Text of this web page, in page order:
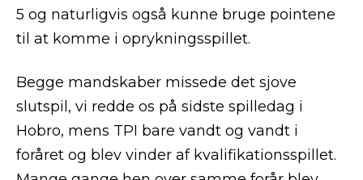
5 og naturligvis også kunne bruge pointene
til at komme i oprykningsspillet.
Begge mandskaber missede det sjove
slutspil, vi redde os på sidste spilledag i
Hobro, mens TPI bare vandt og vandt i
foråret og blev vinder af kvalifikationsspillet.